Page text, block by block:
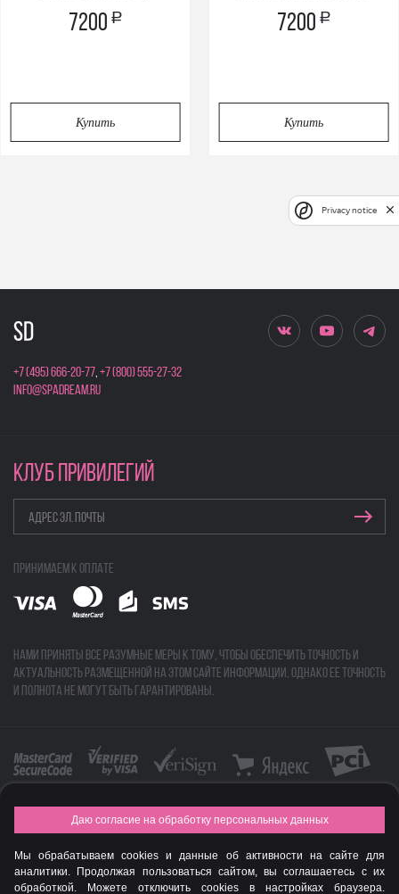
7200 a
Купить
7200 a
Купить
+7 (495) 666-20-77,+7 (800) 555-27-32
info@spadream.ru
КЛУБ ПРИВИЛЕГИЙ
Принимаем к оплате
Нами приняты все разумные меры к тому, чтобы обеспечить точность и
актуальность размещенной на этом сайте информации, однако ее точность
и полнота не могут быть гарантированы.
FASHION NEW YEAR AWARDS 2015
© Интернет-магазин профессиональной косметики Spadream
Privacy notice
Даю согласие на обработку персональных данных
Мы обрабатываем cookies и данные об активности на сайте для
аналитики. Продолжая пользоваться сайтом, вы соглашаетесь с их
обработкой. Можете отключить cookies в настройках браузера.